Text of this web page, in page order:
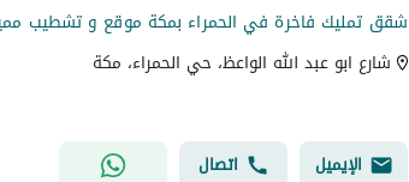
شقق تمليك فاخرة في الحمراء بمكة موقع و تشطيب
شارع ابو عبد الله الواعظ، حي الحمراء، مكة
الإيميل اتصال